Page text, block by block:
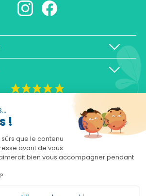
!
que le contenu
avant de vous
bien vous accompagner pendant